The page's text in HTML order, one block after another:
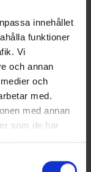
innehållet
funktioner
Vi
och annan
och
med.
med annan
som de har
Cleaner